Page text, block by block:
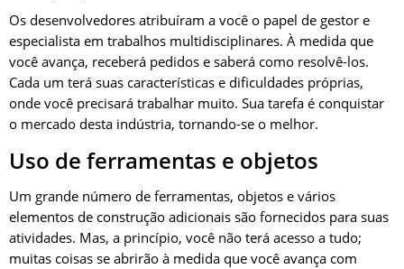
Os desenvolvedores atribuíram a você o papel de gestor e
especialista em trabalhos multidisciplinares. À medida que
você avança, receberá pedidos e saberá como resolvê-los.
Cada um terá suas características e dificuldades próprias,
onde você precisará trabalhar muito. Sua tarefa é conquistar
o mercado desta indústria, tornando-se o melhor.
Uso de ferramentas e objetos
Um grande número de ferramentas, objetos e vários
elementos de construção adicionais são fornecidos para suas
atividades. Mas, a princípio, você não terá acesso a tudo;
muitas coisas se abrirão à medida que você avança com